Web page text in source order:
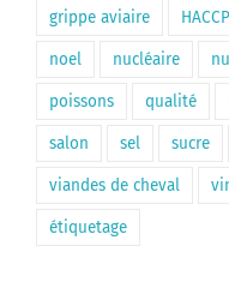
grippe aviaire HACCP
noel nucléaire
poissons qualité
salon sel sucre
viandes de cheval
étiquetage